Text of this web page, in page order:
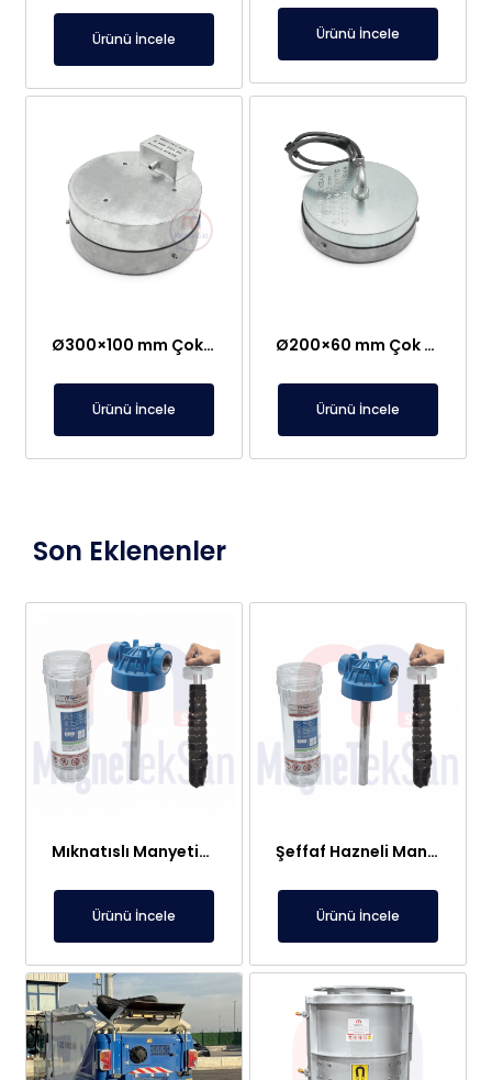
Ürünü İncele Ürünü İncele
Ø300×100 mm Çok Güçlü Elektromıknatıs – 48V
Ürünü İncele
Ø200×60 mm Çok Güçlü Elektromıknatıs – 48V
Ürünü İncele
Son Eklenenler
Mıknatıslı Manyetik Tutucu Filtre Mıknatıs – Petek ve Kombi Temizliği
Ürünü İncele
Şeffaf Hazneli Manyetik Çubuk Filtre – Ekonomik ve Yüksek Verimli Metal Tutucu
Ürünü İncele